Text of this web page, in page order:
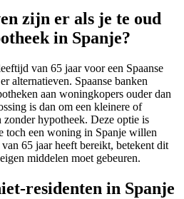
zijn er als je te oud
in Spanje?
van 65 jaar voor een Spaanse
alternatieven. Spaanse banken
aan woningkopers ouder dan
is dan om een kleinere of
hypotheek. Deze optie is
toch een woning in Spanje willen
65 jaar heeft bereikt, betekent dit
middelen moet gebeuren.
residenten in Spanje